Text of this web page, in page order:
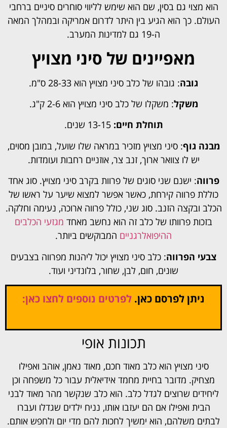
הוא מצוי גם בסין, שם הוא שימש לליווי סוחרים סיניים ברחבי
העולם. כך הוא הגיע בין היתר לדרום אמריקה ובמהלך המאה
ה-19 גם למדינות המערב.
מאפיינים של סיני מצויץ
גובה: גובהו של כלב סיני מצויץ הוא 28-33 ס"מ.
משקל: משקלו של כלב סיני מצויץ הוא 2-6 ק"ג.
תוחלת חיים: 13-15 שנים.
מבנה גוף: סיני מצויץ מזכיר במראה שלו שועל, במובן מסוים,
יש לו צוואר ארוך, זנב צר, אוזניים רחבות ועומדות.
פרווה: ישנם שני סוגים של פרוות בקרב סיני מצויץ. סוג אחד
כוללת פרווה קירחת, כאשר אפשר למצוא שיער על ראשו של
הכלב ובקצה הזנב. סוג שני, כולל פרווה ארוכה, נעימה וחלקה.
בזכות פרוותו של כלב זה הוא נחשב מאחד מגזעי הכלבים
ההיפואלרגניים המבוקשים ביותר.
צבעי הפרווה: כלב סיני מצויץ יכול ליהנות מפרווה בצבעים
שונים, חום, לבן, שחור, בלונדיני ועוד.
ניתן לפרסם כאן. לפרטים נוספים לחצו כאן:
תכונות אופי
סיני מצויץ הוא כלב מאוד חכם, מאוד נאמן, אוהב ואפילו
מצחיק. מדובר בחיית מחמד אידיאלית עבור כל משפחה וכן
ליחידים שרוצים לגדל כלב. הוא כלב שנקשר מהר מאוד לבני
הבית ואפילו אם הם יעזבו אותו, נניח ילדים שגדלו ועברו
לבתים משלהם, הוא ימשיך לחכות להם מדי יום ולחפש אותם.